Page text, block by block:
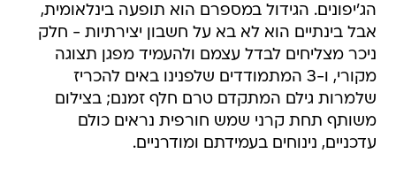
הג'יפונים. הגידול במספרם הוא תופעה בינלאומית,
אבל בינתיים הוא לא בא על חשבון יצירתיות - חלק
ניכר מצליחים לבדל עצמם ולהעמיד מפגן תצוגה
מקורי, ו-3 המתמודדים שלפנינו באים להכריז
שלמרות גילם המתקדם טרם חלף זמנם; בצילום
משותף תחת קרני שמש חורפית נראים כולם
עדכניים, נינוחים בעמידתם ומודרניים.